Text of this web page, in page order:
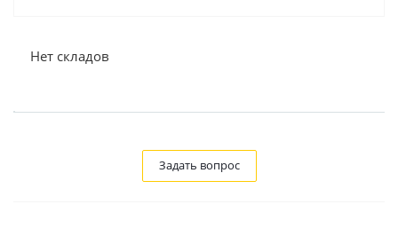
Нет складов
Задать вопрос